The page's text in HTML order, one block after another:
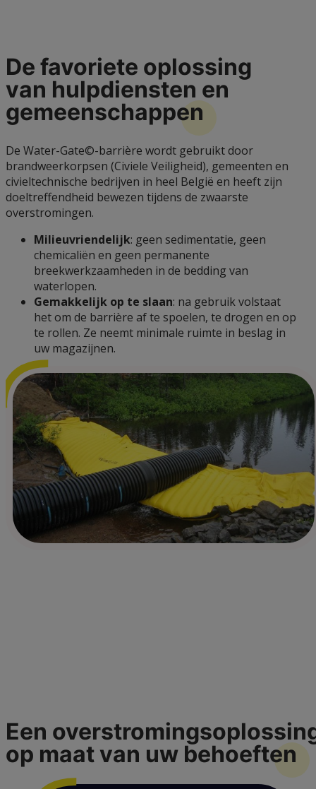
De favoriete oplossing
van hulpdiensten en
gemeenschappen
De Water-Gate©-barrière wordt gebruikt door
brandweerkorpsen (Civiele Veiligheid), gemeenten en
civieltechnische bedrijven in heel België en heeft zijn
doeltreffendheid bewezen tijdens de zwaarste
overstromingen.
Milieuvriendelijk: geen sedimentatie, geen
chemicaliën en geen permanente
breekwerkzaamheden in de bedding van
waterlopen.
Gemakkelijk op te slaan: na gebruik volstaat
het om de barrière af te spoelen, te drogen en op
te rollen. Ze neemt minimale ruimte in beslag in
uw magazijnen.
Een
op maat van uw behoeften